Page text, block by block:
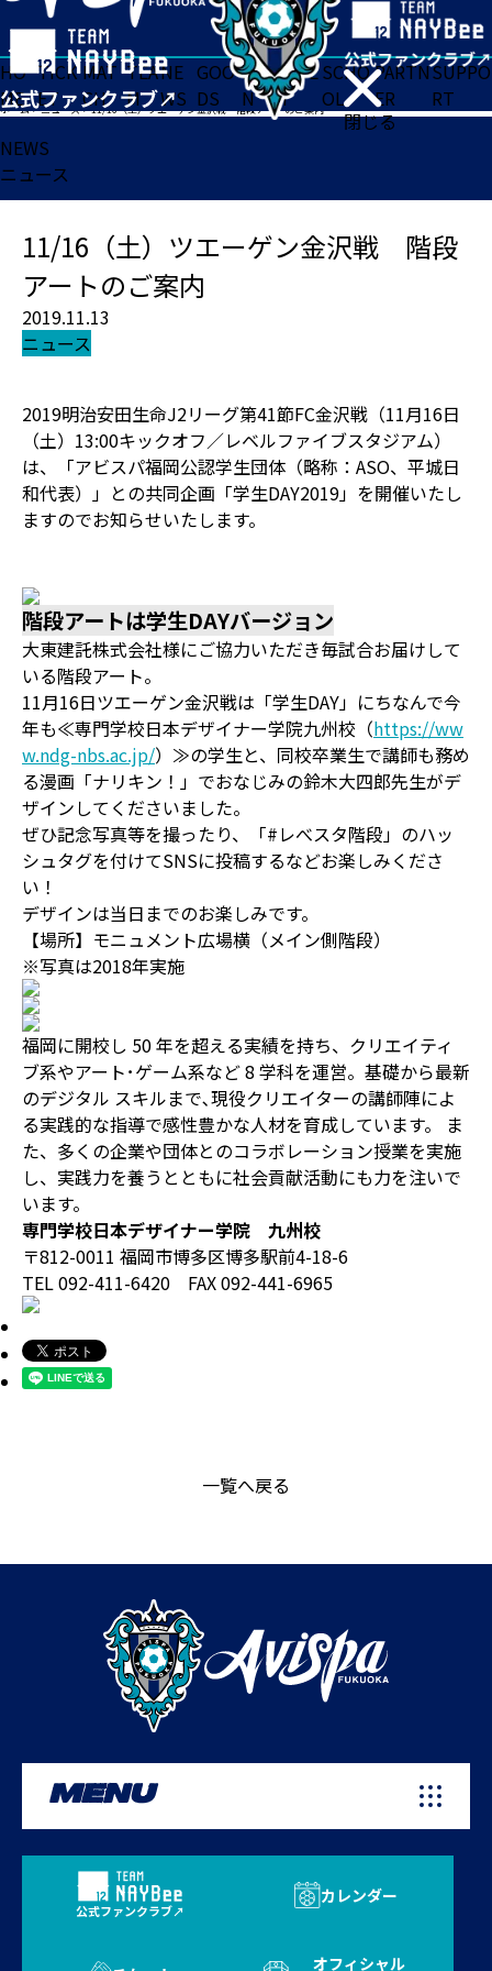
閉じる
HO
ME
TICK
ET
MAT
CH
TEA
M
NE
WS
GOO
DS
FA
N
ACADE
MY
SCHO
OL
PARTN
ER
SUPPO
RT
ホーム>ニュース>11/16（土）ツエーゲン金沢戦 階段アートのご案内
NEWS
ニュース
11/16（土）ツエーゲン金沢戦 階段
アートのご案内
2019.11.13
ニュース
2019明治安田生命J2リーグ第41節FC金沢戦（11月16日
（土）13:00キックオフ／レベルファイブスタジアム）
は、「アビスパ福岡公認学生団体（略称：ASO、平城日
和代表）」との共同企画「学生DAY2019」を開催いたし
ますのでお知らせいたします。
階段アートは学生DAYバージョン
大東建託株式会社様にご協力いただき毎試合お届けして
いる階段アート。
11月16日ツエーゲン金沢戦は「学生DAY」にちなんで今
年も≪専門学校日本デザイナー学院九州校（https://ww
w.ndg-nbs.ac.jp/）≫の学生と、同校卒業生で講師も務め
る漫画「ナリキン！」でおなじみの鈴木大四郎先生がデ
ザインしてくださいました。
ぜひ記念写真等を撮ったり、「#レべスタ階段」のハッ
シュタグを付けてSNSに投稿するなどお楽しみくださ
い！
デザインは当日までのお楽しみです。
【場所】モニュメント広場横（メイン側階段）
※写真は2018年実施
福岡に開校し 50 年を超える実績を持ち、クリエイティ
ブ系やアート･ゲーム系など 8 学科を運営。基礎から最新
のデジタル スキルまで､現役クリエイターの講師陣によ
る実践的な指導で感性豊かな人材を育成しています。 ま
た、多くの企業や団体とのコラボレーション授業を実施
し、実践力を養うとともに社会貢献活動にも力を注いで
います。
専門学校日本デザイナー学院 九州校
〒812-0011 福岡市博多区博多駅前4-18-6
TEL 092-411-6420 FAX 092-441-6965
一覧へ戻る
MENU
公式ファンクラブ
カレンダー
オフィシャル